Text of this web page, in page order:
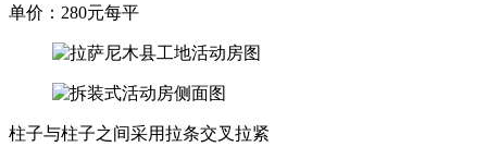
单价：280元每平
柱子与柱子之间采用拉条交叉拉紧